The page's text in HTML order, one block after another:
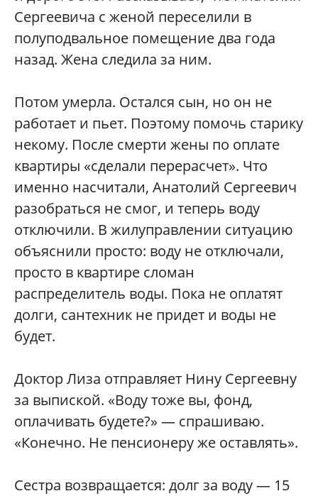
Сергеевича с женой переселили в
полуподвальное помещение два года
назад. Жена следила за ним.
Потом умерла. Остался сын, но он не
работает и пьет. Поэтому помочь старику
некому. После смерти жены по оплате
квартиры «сделали перерасчет». Что
именно насчитали, Анатолий Сергеевич
разобраться не смог, и теперь воду
отключили. В жилуправлении ситуацию
объяснили просто: воду не отключали,
просто в квартире сломан
распределитель воды. Пока не оплатят
долги, сантехник не придет и воды не
будет.
Доктор Лиза отправляет Нину Сергеевну
за выпиской. «Воду тоже вы, фонд,
оплачивать будете?» — спрашиваю.
«Конечно. Не пенсионеру же оставлять».
Сестра возвращается: долг за воду — 15